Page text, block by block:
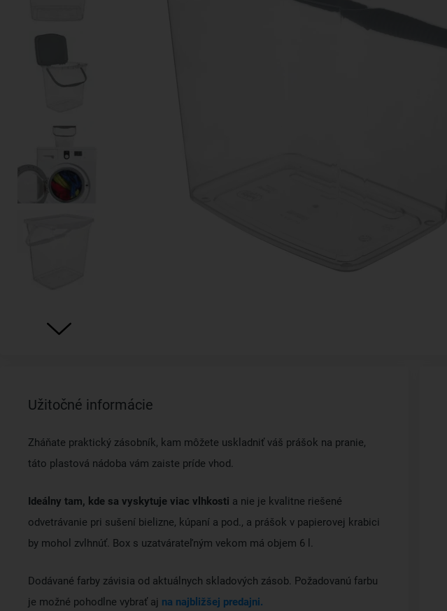
Užitočné informácie
Zháňate praktický zásobník, kam môžete uskladniť váš prášok na pranie,
táto plastová nádoba vám zaiste príde vhod.
Ideálny tam, kde sa vyskytuje viac vlhkosti a nie je kvalitne riešené
odvetrávanie pri sušení bielizne, kúpaní a pod., a prášok v papierovej krabici
by mohol zvlhnúť. Box s uzatvárateľným vekom má objem 6 l.
Dodávané farby závisia od aktuálnych skladových zásob. Požadovanú farbu
je možné pohodlne vybrať aj na najbližšej predajni.